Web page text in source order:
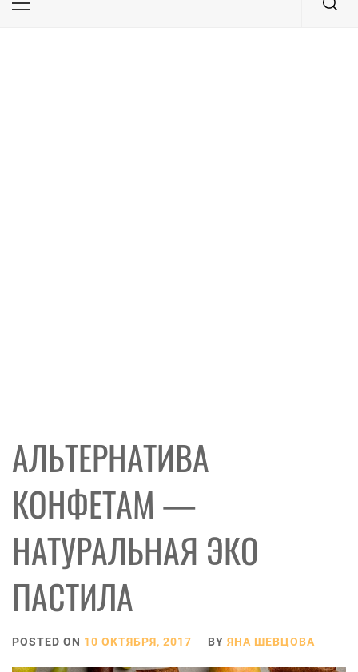
Primary
АЛЬТЕРНАТИВА
КОНФЕТАМ —
НАТУРАЛЬНАЯ ЭКО
ПАСТИЛА
POSTED ON 10 ОКТЯБРЯ, 2017 BY ЯНА ШЕВЦОВА